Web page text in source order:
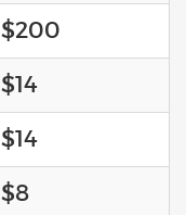
$200
$14
$14
$8